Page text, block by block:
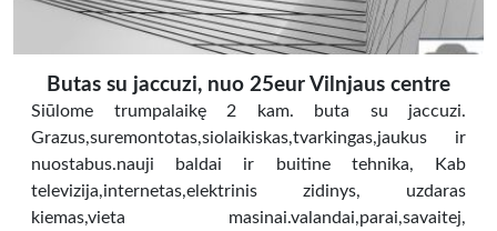
Butas su jaccuzi, nuo 25eur Vilnjaus centre
Siūlome trumpalaikę 2 kam. buta su jaccuzi.
Grazus,suremontotas,siolaikiskas,tvarkingas,jaukus ir
nuostabus.nauji baldai ir buitine tehnika, Kab
televizija,internetas,elektrinis zidinys, uzdaras
kiemas,vieta masinai.valandai,parai,savaitej,